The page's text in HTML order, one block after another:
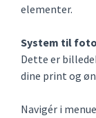
elementer.
System til
Dette er
dine print og
Navigér i